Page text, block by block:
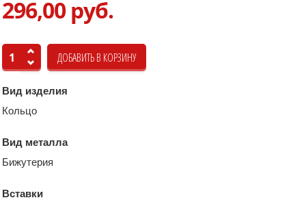
296,00 руб.
Вид изделия
Кольцо
Вид металла
Бижутерия
Вставки